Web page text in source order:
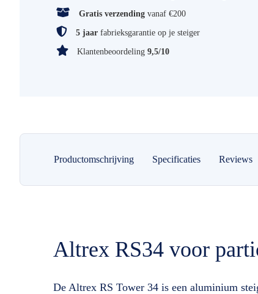
Gratis verzending vanaf €200
5 jaar fabrieksgarantie op je steiger
Klantenbeoordeling 9,5/10
Productomschrijving Specificaties Reviews
Altrex RS34 voor
De Altrex RS Tower 34 is een aluminium